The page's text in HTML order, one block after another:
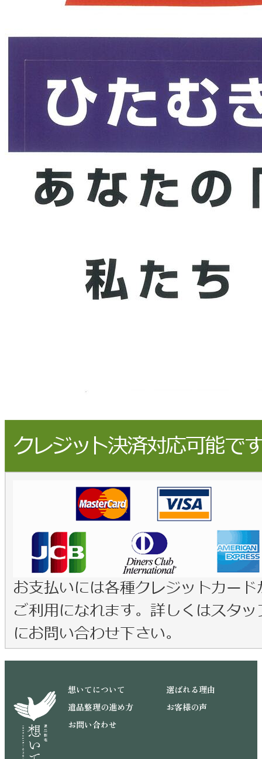
想いてについて
選ばれる理由
遺品整理の進め方
お客様の声
お問い合わせ